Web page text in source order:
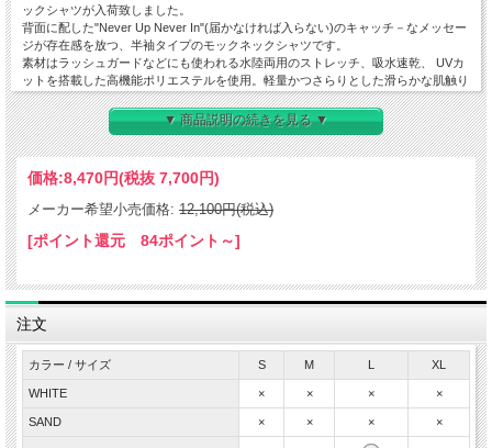
ックシャツが入荷致しました。
背面に配した"Never Up Never In"(届かなければ入らない)のキャッチ－なメッセー
ジが存在感を放つ、半袖タイプのモックネックシャツです。
素材はラッシュガードなどにも使われる水陸両用のストレッチ、吸水速乾、 UVカ
ットを搭載した高機能ポリエステルを使用。軽量かつさらりとした滑らかな肌触り
で抜群の着心地の良さを実現します。
フロントは主張しすぎないNEVERの刺繍、背面のプリントカラーが絶妙に可愛い
大きめのバックプリントがアクセントに効いています。
モックネックの高さは約5cm仕様。プレー中の体の動きを考えて肩回りの動きを妨
げないドロップショルダーとスプリットラグランスリーブを採用しています。
また、肩周りや脇ハギはフラットシーマにて縫製する事で肌触りもなめらかでプレ
ー中のわずかなストレスも解消してくれます。
シルエットは、ゆったりとした着こなしをお楽しみいただけるボックスフィットを
採用。ゆとりのある身幅で抜け感を演出します。
パンツとの相性も抜群です。
【※サイズ感について】
こちらの製品はリラックス感を演出している為、一般的なサイズ感よりも敢えてや
やゆったりとした作りになっています。
ジャストサイズでの着こなしをご希望の場合は、ワンサイズ小さいサイズをお選び
ください。
◆特徴
▼ 商品説明の続きを見る ▼
価格:8,470円(税抜 7,700円)
メーカー希望小売価格: 12,100円(税込)
[ポイント還元 84ポイント～]
注文
カラー / サイズ S M L XL
WHITE × × × ×
SAND × × × ×